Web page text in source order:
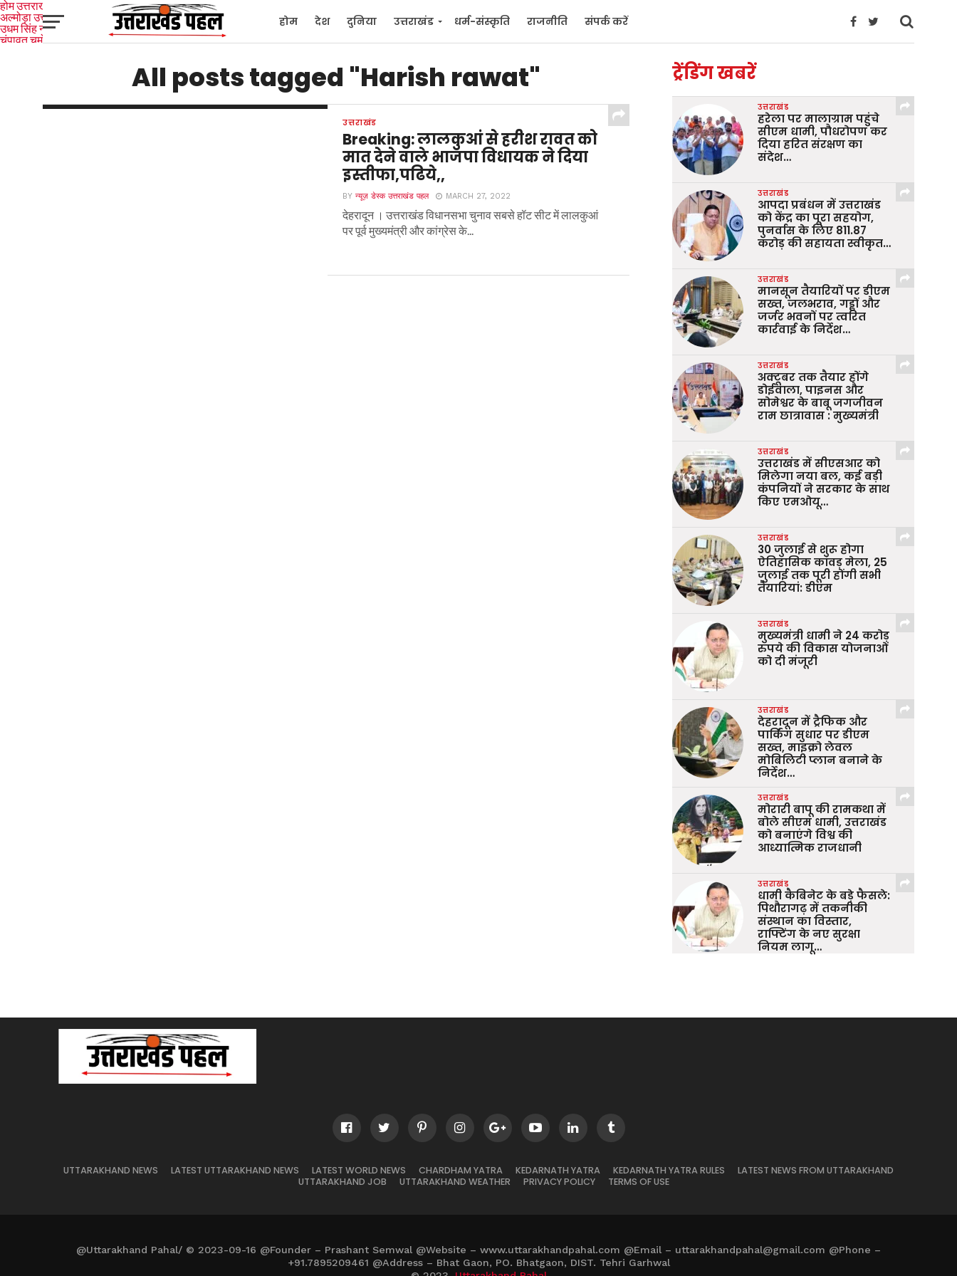
होम देश दुनिया उत्तराखंड धर्म-संस्कृति राजनीति संपर्क करें
होमउत्तराखंड
अल्मोड़ाउत्तरकाशी
उधम सिंह नगर
चंपावतचमोलीटिहरी
All posts tagged "Harish rawat"
उत्तराखंड
Breaking: लालकुआं से हरीश रावत को
मात देने वाले भाजपा विधायक ने दिया
इस्तीफा,पढिये,,
BYन्यूज़ डेस्क उत्तराखंड पहल MARCH 27, 2022
देहरादून । उत्तराखंड विधानसभा चुनाव सबसे हॉट सीट में लालकुआं
पर पूर्व मुख्यमंत्री और कांग्रेस के...
ट्रेंडिंग खबरें
उत्तराखंड
हरेला पर मालाग्राम पहुंचे
सीएम धामी, पौधरोपण कर
दिया हरित संरक्षण का
संदेश…
उत्तराखंड
आपदा प्रबंधन में उत्तराखंड
को केंद्र का पूरा सहयोग,
पुनर्वास के लिए 811.87
करोड़ की सहायता स्वीकृत…
उत्तराखंड
मानसून तैयारियों पर डीएम
सख्त, जलभराव, गड्ढों और
जर्जर भवनों पर त्वरित
कार्रवाई के निर्देश…
उत्तराखंड
अक्टूबर तक तैयार होंगे
डोईवाला, पाइनस और
सोमेश्वर के बाबू जगजीवन
राम छात्रावास : मुख्यमंत्री
उत्तराखंड
उत्तराखंड में सीएसआर को
मिलेगा नया बल, कई बड़ी
कंपनियों ने सरकार के साथ
किए एमओयू…
उत्तराखंड
30 जुलाई से शुरू होगा
ऐतिहासिक कांवड़ मेला, 25
जुलाई तक पूरी होंगी सभी
तैयारियां: डीएम
उत्तराखंड
मुख्यमंत्री धामी ने 24 करोड़
रुपये की विकास योजनाओं
को दी मंजूरी
उत्तराखंड
देहरादून में ट्रैफिक और
पार्किंग सुधार पर डीएम
सख्त, माइक्रो लेवल
मोबिलिटी प्लान बनाने के
निर्देश…
उत्तराखंड
मोरारी बापू की रामकथा में
बोले सीएम धामी, उत्तराखंड
को बनाएंगे विश्व की
आध्यात्मिक राजधानी
उत्तराखंड
धामी कैबिनेट के बड़े फैसले:
पिथौरागढ़ में तकनीकी
संस्थान का विस्तार,
राफ्टिंग के नए सुरक्षा
नियम लागू…
UTTARAKHAND NEWS LATEST UTTARAKHAND NEWS LATEST WORLD NEWS CHARDHAM YATRA KEDARNATH YATRA KEDARNATH YATRA RULES
LATEST NEWS FROM UTTARAKHAND
UTTARAKHAND JOB
UTTARAKHAND WEATHER PRIVACY POLICY TERMS OF USE
@Uttarakhand Pahal/ © 2023-09-16 @Founder – Prashant Semwal @Website – www.uttarakhandpahal.com @Email – uttarakhandpahal@gmail.com @Phone –
+91.7895209461 @Address – Bhat Gaon, PO. Bhatgaon, DIST. Tehri Garhwal